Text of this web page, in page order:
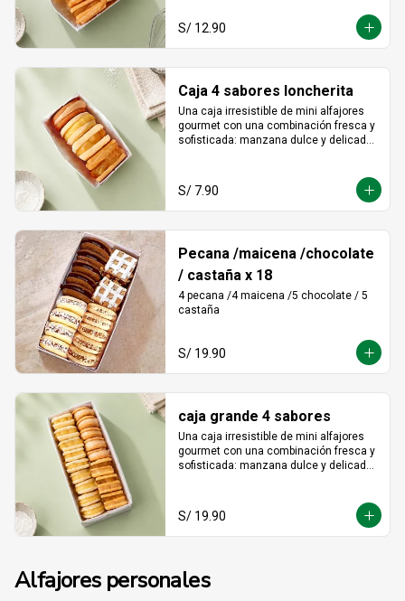
equilibrio perfecto entre acidez y
dulzura en cada bocado, ideal para
sorprender y disfrutar.
S/ 12.90
Caja 4 sabores loncherita
Una caja irresistible de mini alfajores
gourmet con una combinación fresca y
sofisticada: manzana dulce y delicada,
equilibrio perfecto entre acidez y
dulzura en cada bocado, ideal para
sorprender y disfrutar.
S/ 7.90
Pecana /maicena /chocolate
/ castaña x 18
4 pecana /4 maicena /5 chocolate / 5
castaña
S/ 19.90
caja grande 4 sabores
Una caja irresistible de mini alfajores
gourmet con una combinación fresca y
sofisticada: manzana dulce y delicada,
equilibrio perfecto entre acidez y
dulzura en cada bocado, ideal para
sorprender y disfrutar.
S/ 19.90
Alfajores personales